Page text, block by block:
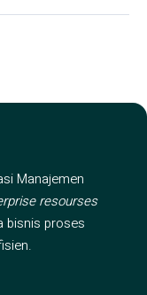
Manajemen
resourses
bisnis proses